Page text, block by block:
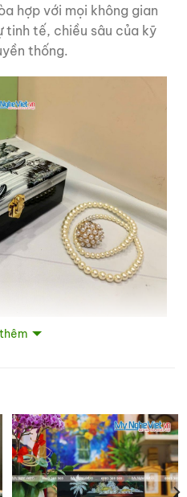
hợp với mọi không gian
tinh tế, chiều sâu của kỹ
thống.
đồng quê đen trắng